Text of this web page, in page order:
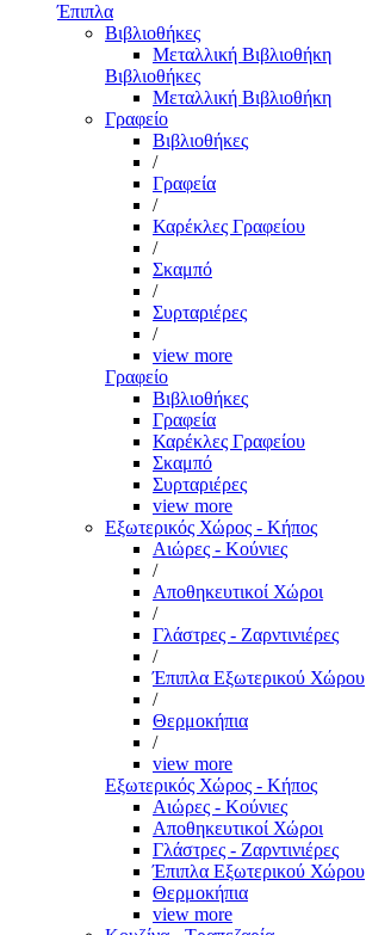
Έπιπλα
Βιβλιοθήκες
Μεταλλική Βιβλιοθήκη
Βιβλιοθήκες
Μεταλλική Βιβλιοθήκη
Γραφείο
Βιβλιοθήκες
/
Γραφεία
/
Καρέκλες Γραφείου
/
Σκαμπό
/
Συρταριέρες
/
view more
Γραφείο
Βιβλιοθήκες
Γραφεία
Καρέκλες Γραφείου
Σκαμπό
Συρταριέρες
view more
Εξωτερικός Χώρος - Κήπος
Αιώρες - Κούνιες
/
Αποθηκευτικοί Χώροι
/
Γλάστρες - Ζαρντινιέρες
/
Έπιπλα Εξωτερικού Χώρου
/
Θερμοκήπια
/
view more
Εξωτερικός Χώρος - Κήπος
Αιώρες - Κούνιες
Αποθηκευτικοί Χώροι
Γλάστρες - Ζαρντινιέρες
Έπιπλα Εξωτερικού Χώρου
Θερμοκήπια
view more